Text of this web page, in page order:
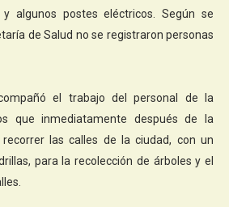
algunos postes eléctricos. Según se
de Salud no se registraron personas
el trabajo del personal de la
que inmediatamente después de la
las calles de la ciudad, con un
para la recolección de árboles y el